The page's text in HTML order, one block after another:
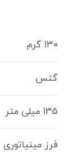
130 گرم
گتس
135 میلی متر
فرز مینیاتوری